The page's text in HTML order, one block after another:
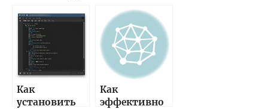
Как
установить
Как
эффективно